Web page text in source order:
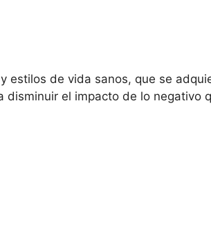
estilos de vida sanos, que se
el impacto de lo negativo